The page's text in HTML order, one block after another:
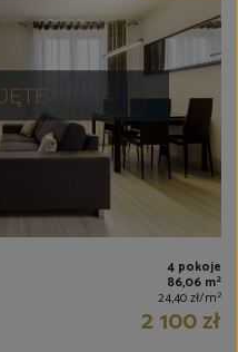
4 pokoje
86,06 m2
24,40 zł/m2
2 100 zł